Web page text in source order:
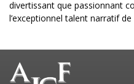
divertissant que passionnant
l’exceptionnel talent narratif